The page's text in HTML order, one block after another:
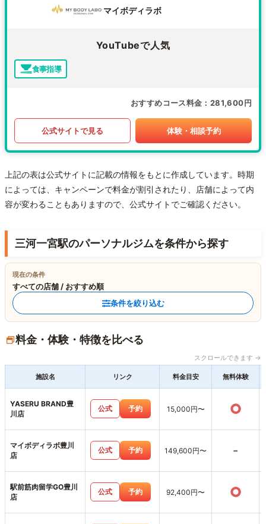
マイボディラボ
YouTubeで人気
食事指導
おすすめコース料金 281,600円
公式サイトで見る 体験・相談予約
上記の表は公式サイトに記載の情報をもとに作成しています。時期
によっては、キャンペーンで料金が割引されたり、店舗によって内
容が変わることもありますので、公式サイトでご確認ください。
三河一宮駅のパーソナルジムを条件から探す
現在の条件
すべての店舗 / おすすめ順
条件を絞り込む
料金・体験・特徴を比べる
スクロールできます →
施設名 リンク 料金目安 無料体験
YASERU BRAND豊
川店
公式 予約 15,000円〜 ○
マイボディラボ豊川
店
公式 予約 149,600円〜 -
駅前筋肉留学GO豊川
店
公式 予約 92,400円〜 ○